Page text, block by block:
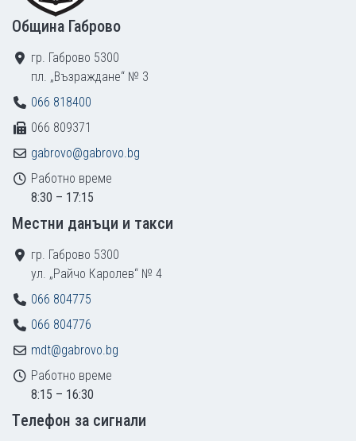
Община Габрово
гр. Габрово 5300
пл. „Възраждане“ № 3
066 818400
066 809371
gabrovo@gabrovo.bg
Работно време
8:30 – 17:15
Местни данъци и такси
гр. Габрово 5300
ул. „Райчо Каролев“ № 4
066 804775
066 804776
mdt@gabrovo.bg
Работно време
8:15 – 16:30
Tелефон за сигнали